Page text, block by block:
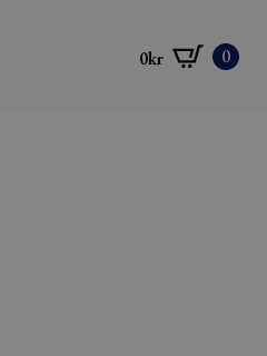
0kr 0